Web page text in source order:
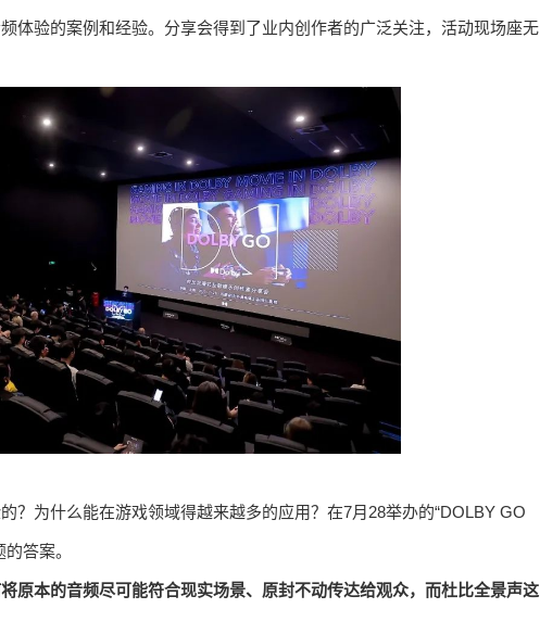
体验的案例和经验。分享会得到了业内创作者的广泛关注，活动现场座无
？为什么能在游戏领域得越来越多的应用？在7月28举办的“DOLBY GO
答案。
原本的音频尽可能符合现实场景、原封不动传达给观众，而杜比全景声这